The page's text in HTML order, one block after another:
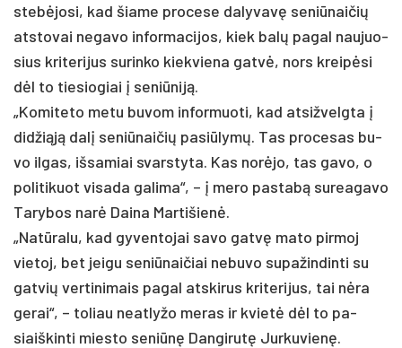
stebė­jo­si, kad šia­me pro­ce­se da­ly­vavę se­niū­nai­čių
at­sto­vai ne­ga­vo in­for­ma­ci­jos, kiek balų pa­gal nau­juo­
sius kri­te­ri­jus su­rin­ko kiek­vie­na gatvė, nors kreipė­si
dėl to tie­sio­giai į se­niū­niją.
„Ko­mi­te­to me­tu bu­vom in­for­muo­ti, kad at­si­žvelg­ta į
did­žiąją dalį se­niū­nai­čių pa­si­ūlymų. Tas pro­ce­sas bu­
vo il­gas, iš­sa­miai svars­ty­ta. Kas norė­jo, tas ga­vo, o
po­li­ti­kuot vi­sa­da ga­li­ma“, – į me­ro pa­stabą su­rea­ga­vo
Ta­ry­bos narė Dai­na Mar­ti­šienė.
„Natū­ra­lu, kad gy­ven­to­jai sa­vo gatvę ma­to pir­moj
vie­toj, bet jei­gu se­niū­nai­čiai ne­bu­vo su­pa­žin­din­ti su
gat­vių ver­ti­ni­mais pa­gal at­ski­rus kri­te­ri­jus, tai nėra
ge­rai“, – to­liau neat­ly­žo me­ras ir kvietė dėl to pa­
siaiš­kin­ti mies­to se­niūnę Dan­gi­rutę Jur­ku­vienę.